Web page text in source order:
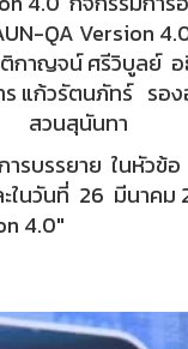
QA Version
าญจน์ ศรีวิบูลย์
แก้วรัตนภัทร์ รอ
สวนสุนันทา
รบรรยาย ในหัวข้
นวันที่ 26 มีนาคม
4.0"